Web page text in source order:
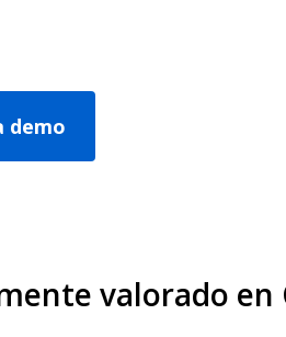
demo
valorado en